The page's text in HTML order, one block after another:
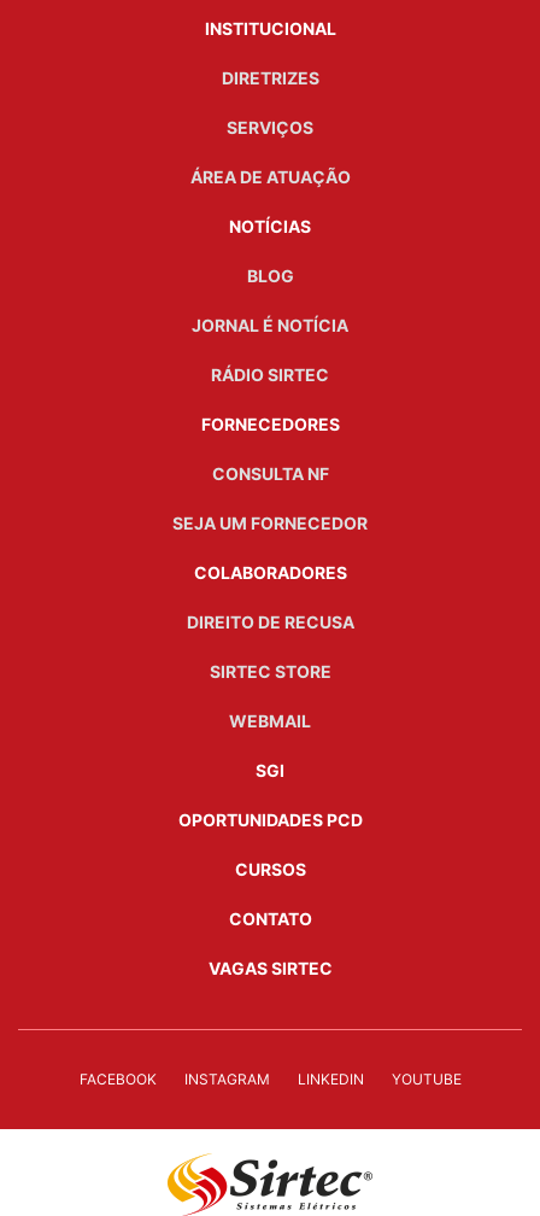
INSTITUCIONAL
DIRETRIZES
SERVIÇOS
ÁREA DE ATUAÇÃO
NOTÍCIAS
BLOG
JORNAL É NOTÍCIA
RÁDIO SIRTEC
FORNECEDORES
CONSULTA NF
SEJA UM FORNECEDOR
COLABORADORES
DIREITO DE RECUSA
SIRTEC STORE
WEBMAIL
SGI
OPORTUNIDADES PCD
CURSOS
CONTATO
VAGAS SIRTEC
FACEBOOK INSTAGRAM LINKEDIN YOUTUBE